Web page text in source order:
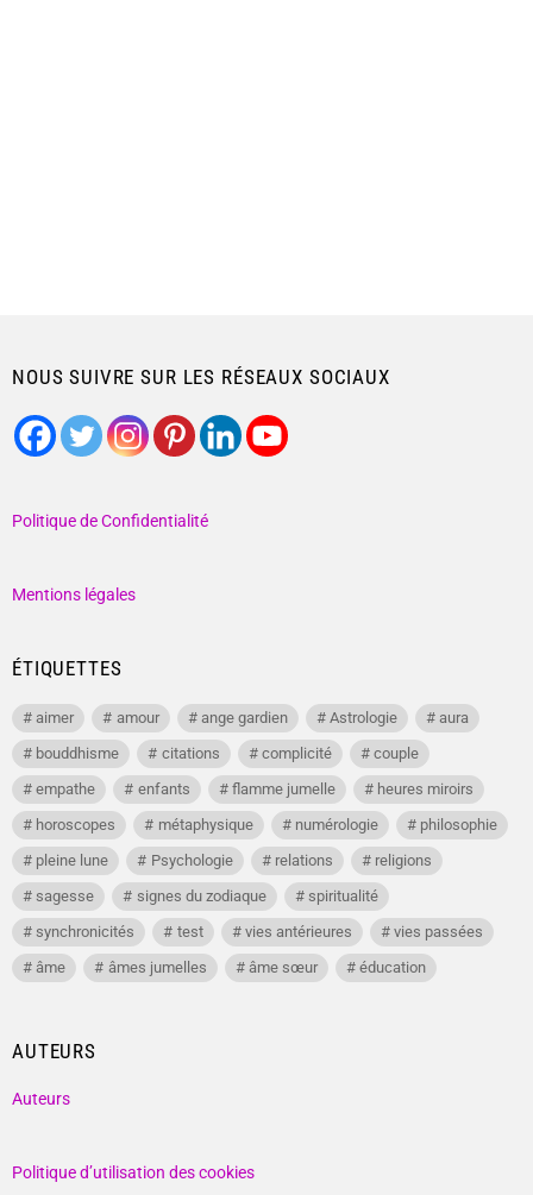
NOUS SUIVRE SUR LES RÉSEAUX SOCIAUX
Politique de Confidentialité
Mentions légales
ÉTIQUETTES
aimer amour ange gardien Astrologie
aura
bouddhisme
citations complicité
couple
empathe
enfants flamme jumelle
heures miroirs
horoscopes
métaphysique numérologie
philosophie
pleine lune
Psychologie relations
religions
sagesse
signes du zodiaque
spiritualité
synchronicités
test vies antérieures
vies passées
âme
âmes jumelles âme sœur éducation
AUTEURS
Auteurs
Politique d’utilisation des cookies